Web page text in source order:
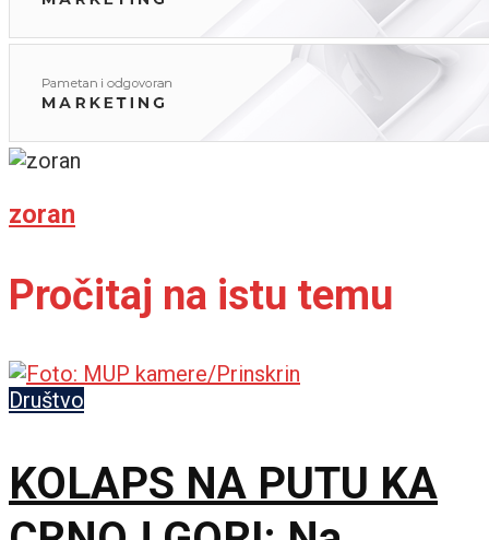
zoran
Pročitaj na istu temu
Društvo
KOLAPS NA PUTU KA